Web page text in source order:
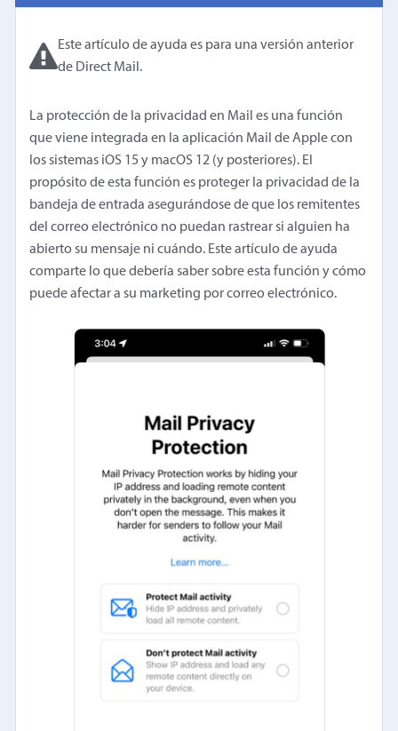
Este artículo de ayuda es para una versión anterior
de Direct Mail.
La protección de la privacidad en Mail es una función
que viene integrada en la aplicación Mail de Apple con
los sistemas iOS 15 y macOS 12 (y posteriores). El
propósito de esta función es proteger la privacidad de la
bandeja de entrada asegurándose de que los remitentes
del correo electrónico no puedan rastrear si alguien ha
abierto su mensaje ni cuándo. Este artículo de ayuda
comparte lo que debería saber sobre esta función y cómo
puede afectar a su marketing por correo electrónico.